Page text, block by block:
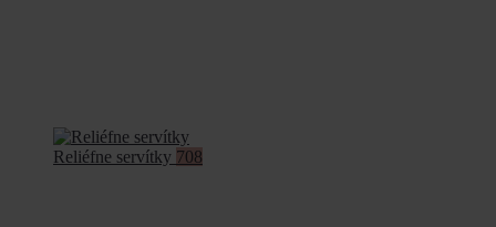
Reliéfne servítky 708